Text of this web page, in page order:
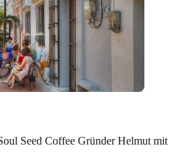
Seed Coffee Gründer Helmut mit